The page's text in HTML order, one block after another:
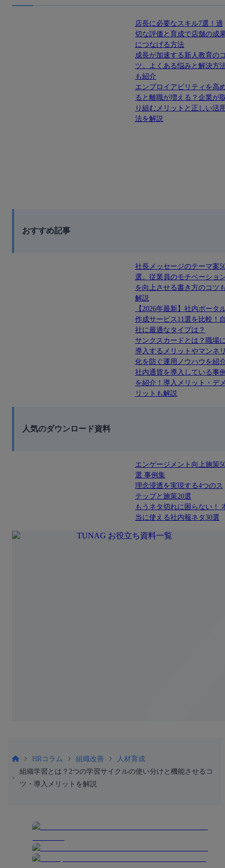
店長に必要なスキル7選！適
切な評価と育成で店舗の成
につなげる方法
成長が加速する新人教育の
ツ。よくある悩みと解決方
も紹介
エンプロイアビリティを高
ると離職が増える？企業が
り組むメリットと正しい活
法を解説
おすすめ記事
社長メッセージのテーマ案
選。従業員のモチベーショ
を向上させる書き方のコツ
解説
【2026年最新】社内ポータ
作成サービス11選を比較！
社に最適なタイプは？
サンクスカードとは？職場
導入するメリットやマンネ
化を防ぐ運用ノウハウを紹
社内通貨を導入している事
を紹介！導入メリット・デ
リットも解説
人気のダウンロード資料
エンゲージメント向上施策
選 事例集
理念浸透を実現する4つのス
テップと施策20選
もうネタ切れに困らない！
当に使える社内報ネタ30選
HRコラム 組織改善
人材育成
組織学習とは？2つの学習サイクルの使い分けと機能させるコ
ツ・導入メリットを解説